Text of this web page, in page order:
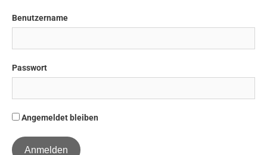
Benutzername
Passwort
Angemeldet bleiben